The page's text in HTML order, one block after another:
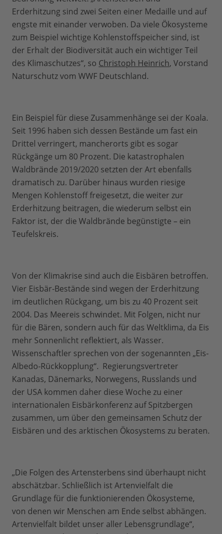
Erderhitzung sind zwei Seiten einer Medaille und auf
engste mit einander verwoben. Da viele Ökosysteme
zum Beispiel wichtige Kohlenstoffspeicher sind, ist
der Erhalt der Biodiversität auch ein wichtiger Teil
des Klimaschutzes“, so Christoph Heinrich, Vorstand
Naturschutz vom WWF Deutschland.
Ein Beispiel für diese Zusammenhänge sei der Koala.
Seit 1996 haben sich dessen Bestände um fast ein
Drittel verringert, mancherorts gibt es sogar
Rückgänge um 80 Prozent. Die katastrophalen
Waldbrände 2019/2020 setzten der Art ebenfalls
dramatisch zu. Darüber hinaus wurden riesige
Mengen Kohlenstoff freigesetzt, die weiter zur
Erderhitzung beitragen, die wiederum selbst ein
Faktor ist, der die Waldbrände begünstigte – ein
Teufelskreis.
Von der Klimakrise sind auch die Eisbären betroffen.
Vier Eisbär-Bestände sind wegen der Erderhitzung
im deutlichen Rückgang, um bis zu 40 Prozent seit
2004. Das Meereis schwindet. Mit Folgen, nicht nur
für die Bären, sondern auch für das Weltklima, da Eis
mehr Sonnenlicht reflektiert, als Wasser.
Wissenschaftler sprechen von der sogenannten „Eis-
Albedo-Rückkopplung“. Regierungsvertreter
Kanadas, Dänemarks, Norwegens, Russlands und
der USA kommen daher diese Woche zu einer
internationalen Eisbärkonferenz auf Spitzbergen
zusammen, um über den gemeinsamen Schutz der
Eisbären und des arktischen Ökosystems zu beraten.
„Die Folgen des Artensterbens sind überhaupt nicht
abschätzbar. Schließlich ist Artenvielfalt die
Grundlage für die funktionierenden Ökosysteme,
von denen wir Menschen am Ende selbst abhängen.
Artenvielfalt bildet unser aller Lebensgrundlage“,